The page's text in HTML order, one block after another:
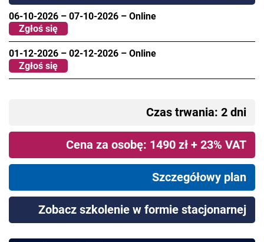
06-10-2026 – 07-10-2026 – Online
Zgłoś się
01-12-2026 – 02-12-2026 – Online
Zgłoś się
Czas trwania: 2 dni
Cena za osobę: 1490 zł + 23% VAT
Szczegółowy plan
Zobacz szkolenie w formie stacjonarnej